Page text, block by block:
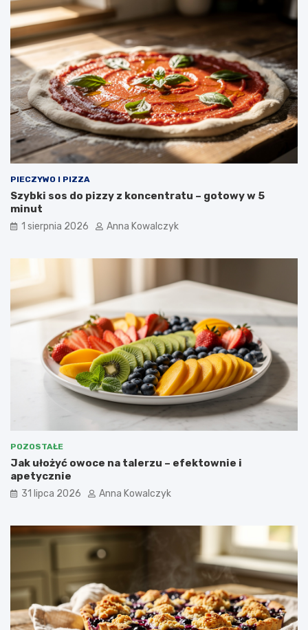
PIECZYWO I PIZZA
Szybki sos do pizzy z koncentratu – gotowy w 5
minut
1 sierpnia 2026 Anna Kowalczyk
POZOSTAŁE
Jak ułożyć owoce na talerzu – efektownie i
apetycznie
31 lipca 2026 Anna Kowalczyk